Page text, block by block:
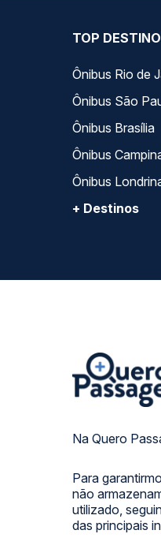
TOP
Ônibus Rio de
Ônibus São
Ônibus Brasília
Ônibus
Ônibus
+ Destinos
Na Quero
Para
não
utilizado,
das principais